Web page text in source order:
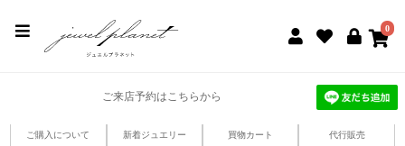
0
ご来店予約はこちらから
ご購入について 新着ジュエリー 買物カート 代行販売